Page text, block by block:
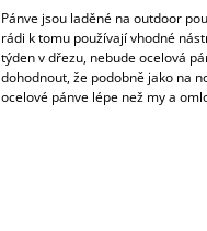
Pánve jsou laděné na outdoor
rádi k tomu používají vhodné
týden v dřezu, nebude ocelová
dohodnout, že podobně jako na
ocelové pánve lépe než my a